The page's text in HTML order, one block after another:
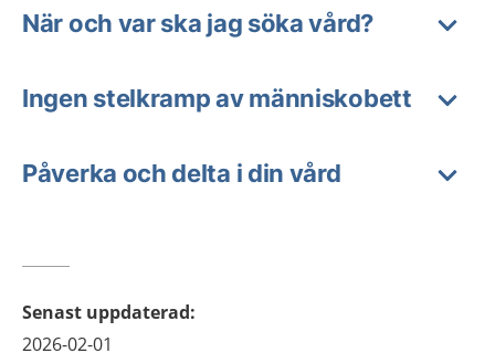
När och var ska jag söka vård?
Ingen stelkramp av människobett
Påverka och delta i din vård
Senast uppdaterad:
2026-02-01